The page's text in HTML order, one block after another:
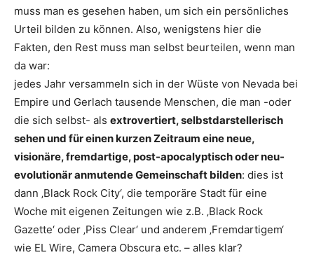
muss man es gesehen haben, um sich ein persönliches
Urteil bilden zu können. Also, wenigstens hier die
Fakten, den Rest muss man selbst beurteilen, wenn man
da war:
jedes Jahr versammeln sich in der Wüste von Nevada bei
Empire und Gerlach tausende Menschen, die man -oder
die sich selbst- als extrovertiert, selbstdarstellerisch
sehen und für einen kurzen Zeitraum eine neue,
visionäre, fremdartige, post-apocalyptisch oder neu-
evolutionär anmutende Gemeinschaft bilden: dies ist
dann ‚Black Rock City‘, die temporäre Stadt für eine
Woche mit eigenen Zeitungen wie z.B. ‚Black Rock
Gazette‘ oder ‚Piss Clear‘ und anderem ‚Fremdartigem‘
wie EL Wire, Camera Obscura etc. – alles klar?